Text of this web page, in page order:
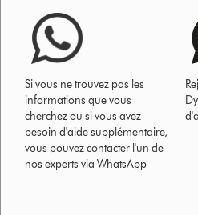
Si vous ne trouvez pas les
informations que vous
cherchez ou si vous avez
besoin d'aide supplémentaire,
vous pouvez contacter l'un de
nos experts via WhatsApp